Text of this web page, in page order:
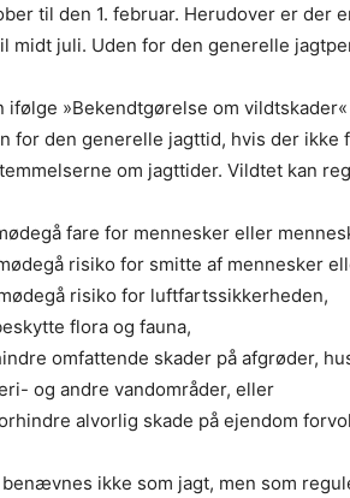
til den 1. februar. Herudover er der
midt juli. Uden for den generelle
ifølge »Bekendtgørelse om
for den generelle jagttid, hvis der
om jagttider. Vildtet kan
fare for mennesker eller
risiko for smitte af mennesker
risiko for luftfartssikkerheden,
flora og fauna,
omfattende skader på afgrøder,
og andre vandområder, eller
alvorlig skade på ejendom
ikke som jagt, men som